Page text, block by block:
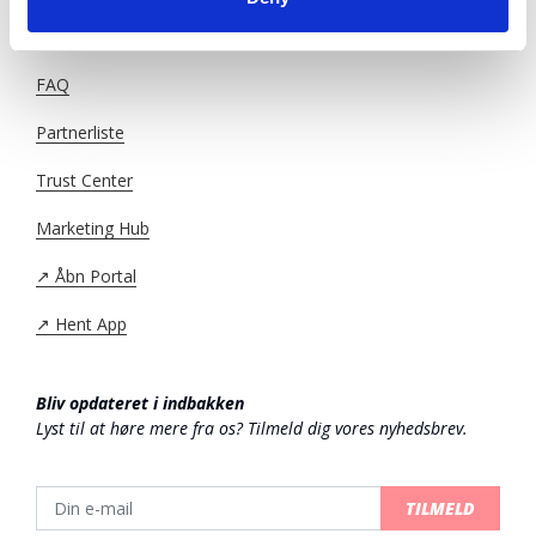
Om Keyhole
FAQ
Partnerliste
Trust Center
Marketing Hub
↗️ Åbn Portal
↗️ Hent App
Bliv opdateret i indbakken
Lyst til at høre mere fra os? Tilmeld dig vores nyhedsbrev.
TILMELD